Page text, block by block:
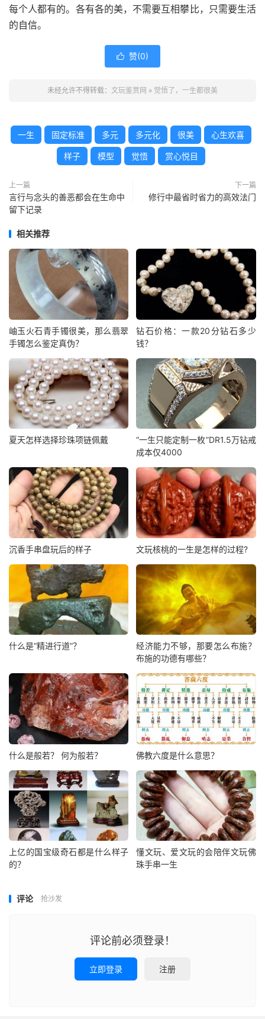
每个人都有的。各有各的美，不需要互相攀比，只需要生活
的自信。
 赞(0)
未经允许不得转载： 文玩鉴赏网 » 觉悟了，一生都很美
一生 固定标准 多元 多元化 很美 心生欢喜
样子 模型 觉悟 赏心悦目
上一篇
言行与念头的善恶都会在生命中
留下记录
下一篇
修行中最省时省力的高效法门
相关推荐
岫玉火石青手镯很美，那么翡翠
手镯怎么鉴定真伪？
钻石价格：一款20分钻石多少
钱？
夏天怎样选择珍珠项链佩戴
“一生只能定制一枚”DR1.5万钻戒
成本仅4000
沉香手串盘玩后的样子 文玩核桃的一生是怎样的过程?
什么是“精进行道”？
经济能力不够，那要怎么布施？
布施的功德有哪些？
什么是般若？ 何为般若？ 佛教六度是什么意思？
上亿的国宝级奇石都是什么样子
的？
懂文玩、爱文玩的会陪伴文玩佛
珠手串一生
评论 抢沙发
评论前必须登录！
立即登录 注册